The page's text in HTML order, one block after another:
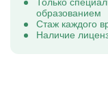
образованием
Стаж каждого
Наличие